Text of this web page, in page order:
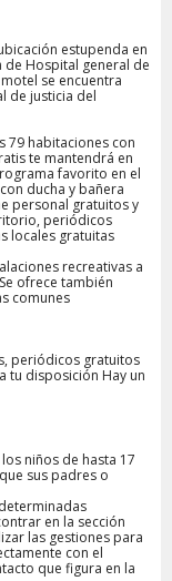
estupenda en
de Hospital general de
se encuentra
de justicia del
79 habitaciones con
te mantendrá en
favorito en el
ducha y bañera
personal gratuitos y
periódicos
locales gratuitas
recreativas a
ofrece también
comunes
periódicos gratuitos
tu disposición Hay un
niños de hasta 17
sus padres o
en la sección
las gestiones para
con el
que figura en la